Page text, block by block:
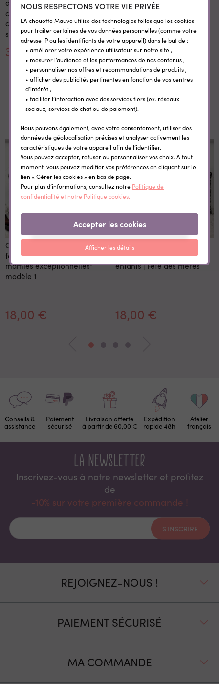
d'école personnalisé 20x28
cm en bois réutilisable avec
craie prénom rentrée
scolaire
30,00 €
personnalisées
thermocollantes Little Wild
0,35 €
Dans la même catégorie
Coussin "Les mamans
formidables font des
mamies exceptionnelles"
modèle 1
18,00 €
Coussin personnalisable
citation & prénoms des
enfants | Fête des mères
18,00 €
Conseils &
assistance
Paiement
sécurisé
Livraison offerte
à partir de 60,00 €
Expédition
rapide 48h
Atelier
français
La newsletter
Inscrivez-vous à notre newsletter et proﬁtez
de
-10% sur votre première commande !
S'INSCRIRE
REJOIGNEZ-NOUS !
PAIEMENT SÉCURISÉ
MA COMMANDE
NOUS RESPECTONS VOTRE VIE PRIVÉE
LA chouette Mauve utilise des technologies telles que les cookies
pour traiter certaines de vos données personnelles (comme votre
adresse IP ou les identifiants de votre appareil) dans le but de :
• améliorer votre expérience utilisateur sur notre site ,
• mesurer l’audience et les performances de nos contenus ,
• personnaliser nos offres et recommandations de produits ,
• afficher des publicités pertinentes en fonction de vos centres
d’intérêt ,
• faciliter l’interaction avec des services tiers (ex. réseaux
sociaux, services de chat ou de paiement).
Nous pouvons également, avec votre consentement, utiliser des
données de géolocalisation précises et analyser activement les
caractéristiques de votre appareil afin de l’identifier.
Vous pouvez accepter, refuser ou personnaliser vos choix. À tout
moment, vous pouvez modifier vos préférences en cliquant sur le
lien « Gérer les cookies » en bas de page.
Pour plus d’informations, consultez notre Politique de
confidentialité et notre Politique cookies.
Accepter les cookies
Afficher les détails